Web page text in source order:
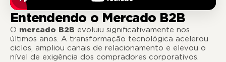
Entendendo o Mercado B2B
O mercado B2B evoluiu significativamente nos
últimos anos. A transformação tecnológica acelerou
ciclos, ampliou canais de relacionamento e elevou o
nível de exigência dos compradores corporativos.